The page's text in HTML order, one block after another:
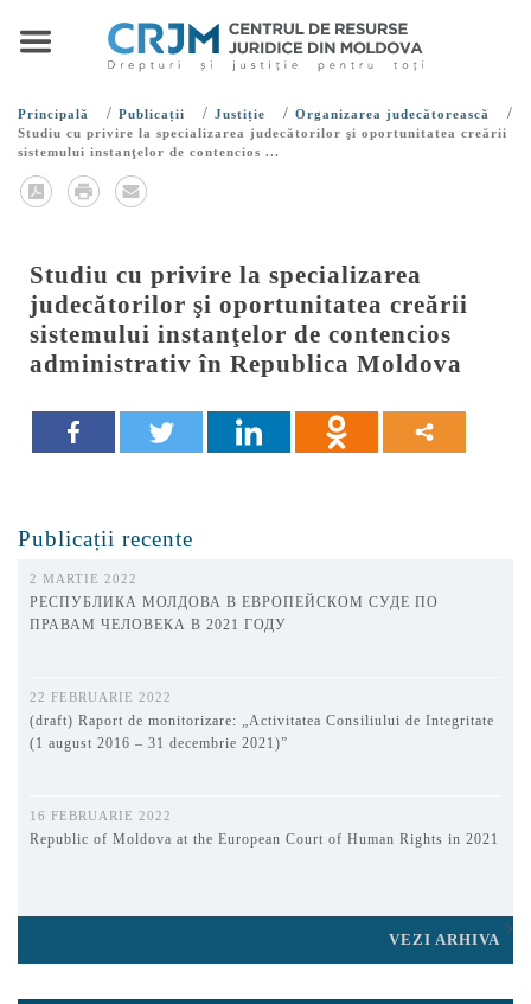
Principală / Publicații / Justiție / Organizarea judecătorească /
Studiu cu privire la specializarea judecătorilor şi oportunitatea creării
sistemului instanţelor de contencios ...
Studiu cu privire la specializarea
judecătorilor şi oportunitatea creării
sistemului instanţelor de contencios
administrativ în Republica Moldova
Publicații recente
2 MARTIE 2022
РЕСПУБЛИКА МОЛДОВА В ЕВРОПЕЙСКОМ СУДЕ ПО
ПРАВАМ ЧЕЛОВЕКА В 2021 ГОДУ
22 FEBRUARIE 2022
(draft) Raport de monitorizare: „Activitatea Consiliului de Integritate
(1 august 2016 – 31 decembrie 2021)”
16 FEBRUARIE 2022
Republic of Moldova at the European Court of Human Rights in 2021
VEZI ARHIVA